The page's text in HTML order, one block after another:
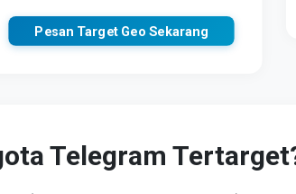
Pesan Target Geo Sekarang
Telegram